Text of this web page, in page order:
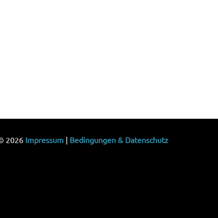
2026 Impressum | Bedingungen & Datenschutz